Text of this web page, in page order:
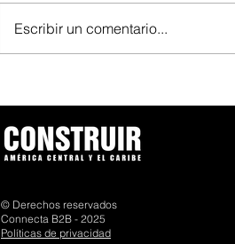
edificio más alto de
Escribir un comentario...
© Derechos reservados
Connecta B2B - 2025
Políticas de privacidad